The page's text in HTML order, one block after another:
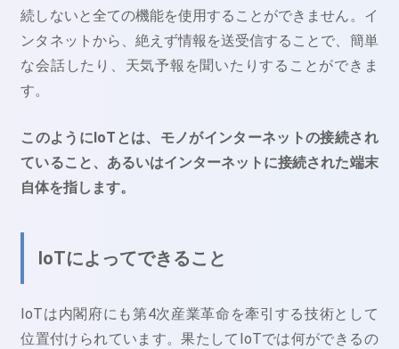
続しないと全ての機能を使用することができません。イ
ンタネットから、絶えず情報を送受信することで、簡単
な会話したり、天気予報を聞いたりすることができま
す。
このようにIoTとは、モノがインターネットの接続され
ていること、あるいはインターネットに接続された端末
自体を指します。
IoTによってできること
IoTは内閣府にも第4次産業革命を牽引する技術として
位置付けられています。果たしてIoTでは何ができるの